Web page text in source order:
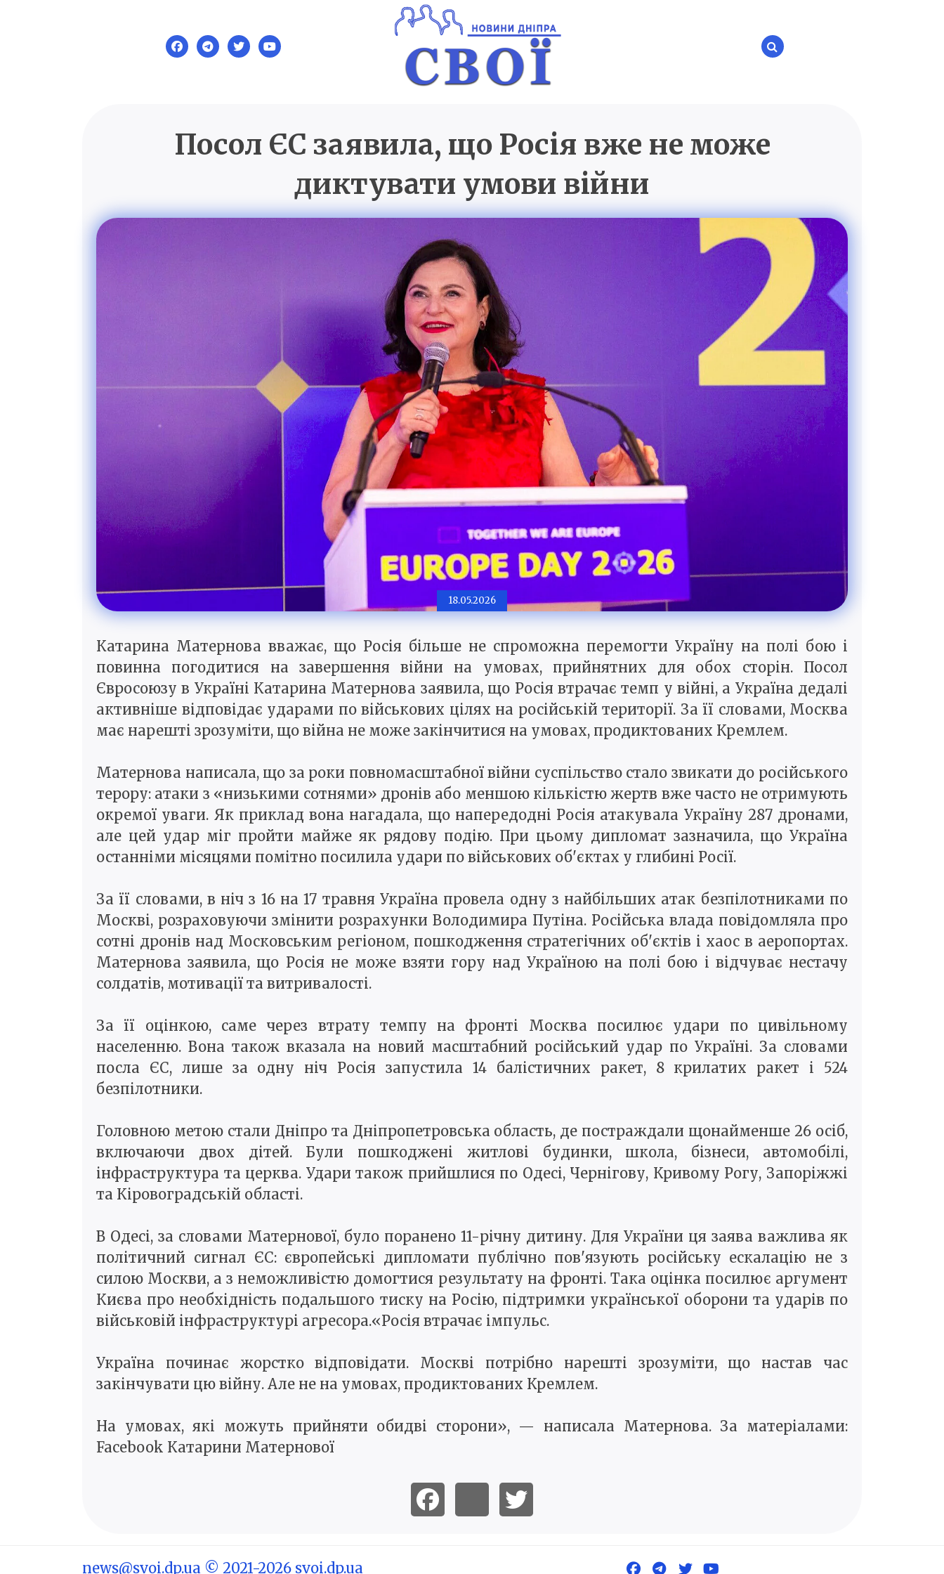
SVOI.DP.UA
Новини Дніпра
Посол ЄС заявила, що Росія вже не може
диктувати умови війни
18.05.2026
Катарина Матернова вважає, що Росія більше не спроможна перемогти Україну на полі бою і
повинна погодитися на завершення війни на умовах, прийнятних для обох сторін. Посол
Євросоюзу в Україні Катарина Матернова заявила, що Росія втрачає темп у війні, а Україна дедалі
активніше відповідає ударами по військових цілях на російській території. За її словами, Москва
має нарешті зрозуміти, що війна не може закінчитися на умовах, продиктованих Кремлем.
Матернова написала, що за роки повномасштабної війни суспільство стало звикати до російського
терору: атаки з «низькими сотнями» дронів або меншою кількістю жертв вже часто не отримують
окремої уваги. Як приклад вона нагадала, що напередодні Росія атакувала Україну 287 дронами,
але цей удар міг пройти майже як рядову подію. При цьому дипломат зазначила, що Україна
останніми місяцями помітно посилила удари по військових об'єктах у глибині Росії.
За її словами, в ніч з 16 на 17 травня Україна провела одну з найбільших атак безпілотниками по
Москві, розраховуючи змінити розрахунки Володимира Путіна. Російська влада повідомляла про
сотні дронів над Московським регіоном, пошкодження стратегічних об'єктів і хаос в аеропортах.
Матернова заявила, що Росія не може взяти гору над Україною на полі бою і відчуває нестачу
солдатів, мотивації та витривалості.
За її оцінкою, саме через втрату темпу на фронті Москва посилює удари по цивільному
населенню. Вона також вказала на новий масштабний російський удар по Україні. За словами
посла ЄС, лише за одну ніч Росія запустила 14 балістичних ракет, 8 крилатих ракет і 524
безпілотники.
Головною метою стали Дніпро та Дніпропетровська область, де постраждали щонайменше 26 осіб,
включаючи двох дітей. Були пошкоджені житлові будинки, школа, бізнеси, автомобілі,
інфраструктура та церква. Удари також прийшлися по Одесі, Чернігову, Кривому Рогу, Запоріжжі
та Кіровоградській області.
В Одесі, за словами Матернової, було поранено 11-річну дитину. Для України ця заява важлива як
політичний сигнал ЄС: європейські дипломати публічно пов'язують російську ескалацію не з
силою Москви, а з неможливістю домогтися результату на фронті. Така оцінка посилює аргумент
Києва про необхідність подальшого тиску на Росію, підтримки української оборони та ударів по
військовій інфраструктурі агресора.«Росія втрачає імпульс.
Україна починає жорстко відповідати. Москві потрібно нарешті зрозуміти, що настав час
закінчувати цю війну. Але не на умовах, продиктованих Кремлем.
На умовах, які можуть прийняти обидві сторони», — написала Матернова. За матеріалами:
Facebook Катарини Матернової
news@svoi.dp.ua © 2021-2026 svoi.dp.ua